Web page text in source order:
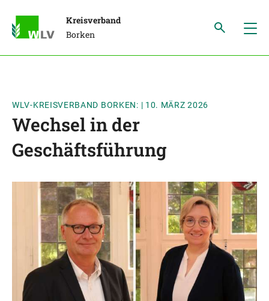
Kreisverband
Borken
WLV-KREISVERBAND BORKEN: | 10. MÄRZ 2026
Wechsel in der
Geschäftsführung